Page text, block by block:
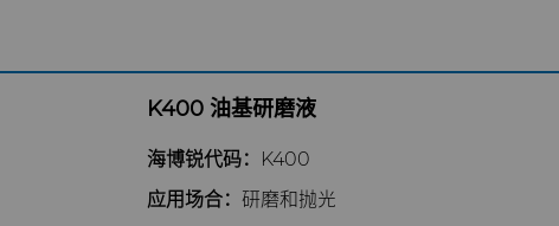
K400 油基研磨液
海博锐代码：
K400
应用场合： 研磨和抛光